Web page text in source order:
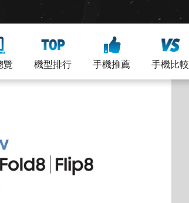
覽 機型排行 手機推薦 手機比較